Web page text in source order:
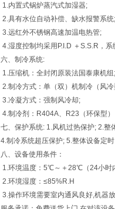
1.内置式锅炉蒸汽式加湿器;
2.具有水位自动补偿、缺水报警系统;
3.远红外不锈钢高速加温电热管;
4.湿度控制均采用P.I.D ＋S.S.R，
六、制冷系统:
1.压缩机：全封闭原装法国泰康机组;
2.制冷方式：单（双）机制冷（风
3.冷凝方式：强制风冷却;
4.制冷剂：R404A、R23（环保型
七、保护系统: 1.风机过热保护; 2.整
4.制冷系统超压保护; 5.整体设备定
八、设备使用条件：
1.环境温度：5℃～＋28℃（24小时
2.环境湿度：≤85%R.H
3.操作环境需要室内通风良好,机器